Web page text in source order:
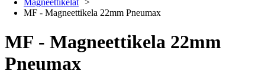
Magneettikelat
MF - Magneettikela 22mm Pneumax
MF - Magneettikela 22mm
Pneumax